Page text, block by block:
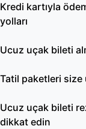
Kredi kartıyla
yolları
Ucuz uçak bileti
Tatil paketleri
Ucuz uçak bileti
dikkat edin